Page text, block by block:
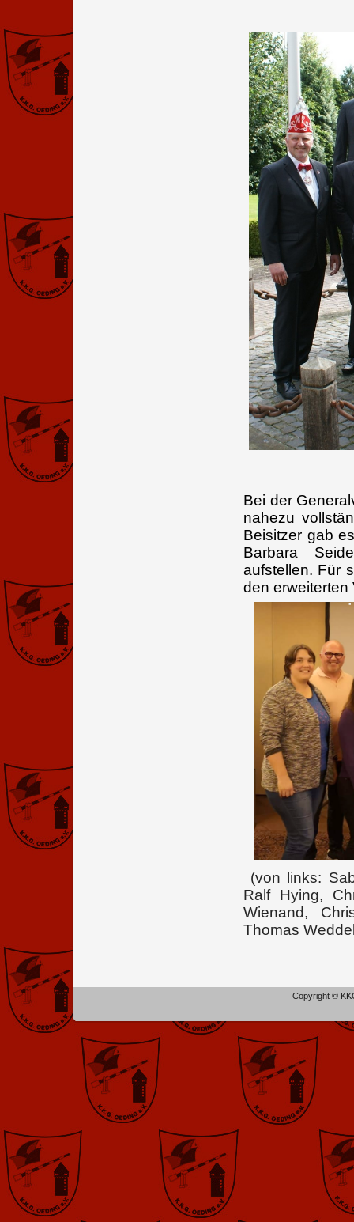
Bei der
nahezu
Beisitzer gab
Barbara
aufstellen. Für
den
(von links:
Ralf Hying,
Wienand,
Thomas
Copyright ©